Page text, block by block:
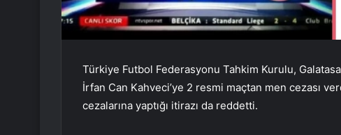
Türkiye Futbol Federasyonu Tahkim Kurulu,
İrfan Can Kahveci’ye 2 resmi maçtan men cezası
cezalarına yaptığı itirazı da reddetti.